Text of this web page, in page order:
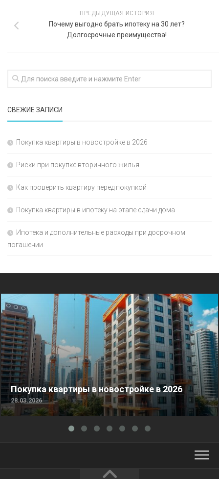
ПРЕДЫДУЩАЯ ИСТОРИЯ
Почему выгодно брать ипотеку на 30 лет?
Долгосрочные преимущества!
СВЕЖИЕ ЗАПИСИ
Покупка квартиры в новостройке в 2026
Риски при покупке вторичного жилья
Как проверить квартиру перед покупкой
Покупка квартиры в ипотеку на этапе сдачи дома
Ипотека и дополнительные расходы при досрочном
погашении
Покупка квартиры в новостройке в 2026
28.03.2026